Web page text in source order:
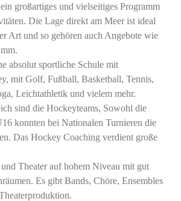
großartiges und vielseitiges Programm
Die Lage direkt am Meer ist ideal
Art und so gehören auch Angebote wie
absolut sportliche Schule mit
mit Golf, Fußball, Basketball, Tennis,
Leichtathletik und vielem mehr.
sind die Hockeyteams, Sowohl die
konnten bei Nationalen Turnieren die
Das Hockey Coaching verdient große
Theater auf hohem Niveau mit gut
Es gibt Bands, Chöre, Ensembles